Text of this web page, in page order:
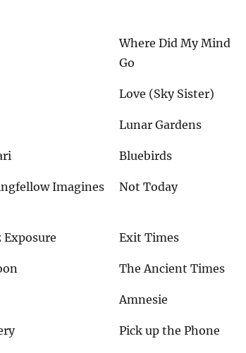
Where Did My Mind
Go
Love (Sky Sister)
Lunar Gardens
Bluebirds
Imagines
Not Today
Exposure Exit Times
The Ancient Times
Amnesie
Pick up the Phone